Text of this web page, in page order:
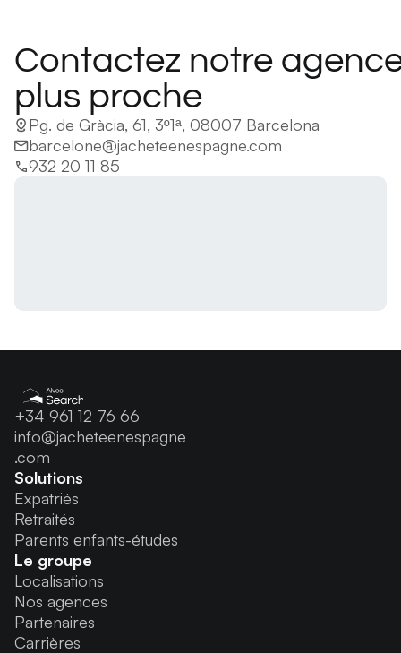
Contactez notre
plus proche
Pg. de Gràcia, 61, 3º1ª, 08007 Barcelona
barcelone@jacheteenespagne.com
932 20 11 85
+34 961 12 76 66
info@jacheteenespagne
.com
Solutions
Expatriés
Retraités
Parents enfants-études
Le groupe
Localisations
Nos agences
Partenaires
Carrières